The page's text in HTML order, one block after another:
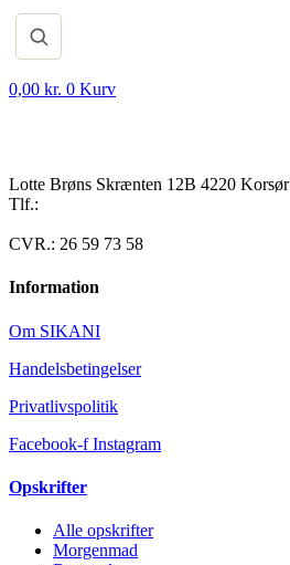
0,00 kr. 0 Kurv
Lotte Brøns Skrænten 12B 4220 Korsør
Tlf.:
CVR.: 26 59 73 58
Information
Om SIKANI
Handelsbetingelser
Privatlivspolitik
Facebook-f Instagram
Opskrifter
Alle opskrifter
Morgenmad